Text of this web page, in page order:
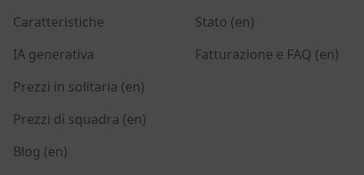
Caratteristiche
IA generativa
Prezzi in solitaria (en)
Prezzi di squadra (en)
Blog (en)
Stato (en)
Fatturazione e FAQ (en)